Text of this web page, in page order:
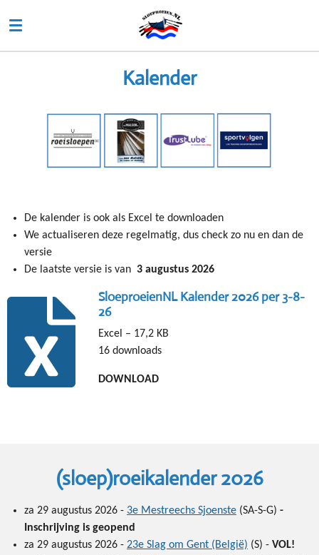
direct
naar
Kalender
De kalender is ook als Excel te downloaden
We actualiseren deze regelmatig, dus check zo nu en dan de
versie
De laatste versie is van 3 augustus 2026
SloeproeienNL Kalender 2026 per 3-8-
26
Excel – 17,2 KB
16 downloads
DOWNLOAD
(sloep)roeikalender 2026
za 29 augustus 2026 - 3e Mestreechs Sjoenste (SA-S-G) -
Inschrijving is geopend
za 29 augustus 2026 - 23e Slag om Gent (België) (S) - VOL!